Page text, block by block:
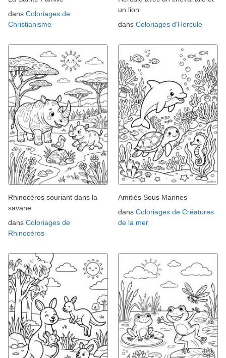
dans Coloriages de
Christianisme
un lion
dans Coloriages d'Hercule
Rhinocéros souriant dans la
savane
dans Coloriages de
Rhinocéros
Amitiés Sous Marines
dans Coloriages de Créatures
de la mer